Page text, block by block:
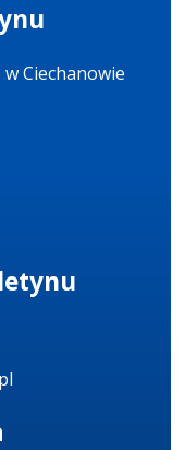
Ciechanowie